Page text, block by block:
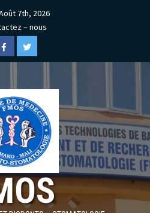
7th, 2026
– nous
FacebookTwitter